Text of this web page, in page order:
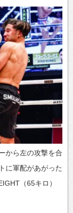
から左の攻撃を合
に軍配があがった
（65キロ）